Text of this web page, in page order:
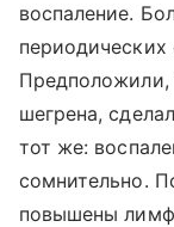
воспаление.
Предположили,
шегрена,
тот же:
сомнительно.
повышены